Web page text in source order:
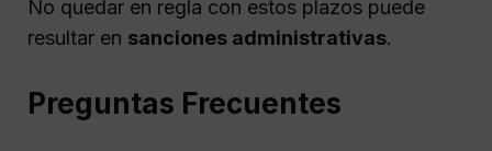
No quedar en regla con estos plazos puede
resultar en sanciones administrativas.
Preguntas Frecuentes